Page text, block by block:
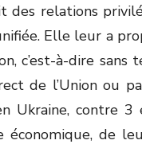
relations
Elle leur a
c’est-à-dire
de l’Union ou
Ukraine, contre
économique, de